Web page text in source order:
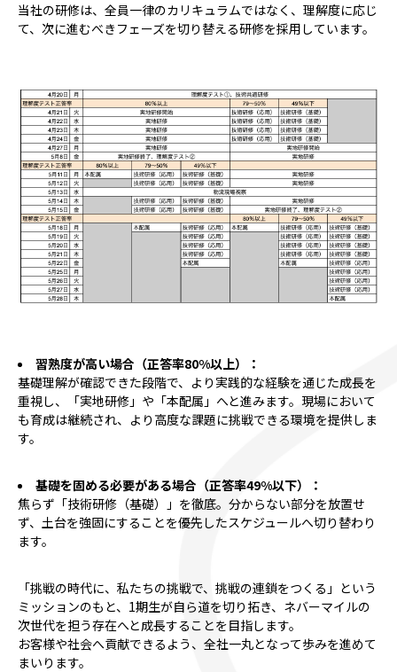
当社の研修は、全員一律のカリキュラムではなく、理解度に応じ
て、次に進むべきフェーズを切り替える研修を採用しています。
習熟度が高い場合（正答率80%以上）：
基礎理解が確認できた段階で、より実践的な経験を通じた成長を
重視し、「実地研修」や「本配属」へと進みます。現場において
も育成は継続され、より高度な課題に挑戦できる環境を提供しま
す。
基礎を固める必要がある場合（正答率49%以下）：
焦らず「技術研修（基礎）」を徹底。分からない部分を放置せ
ず、土台を強固にすることを優先したスケジュールへ切り替わり
ます。
「挑戦の時代に、私たちの挑戦で、挑戦の連鎖をつくる」という
ミッションのもと、1期生が自ら道を切り拓き、ネバーマイルの
次世代を担う存在へと成長することを目指します。
お客様や社会へ貢献できるよう、全社一丸となって歩みを進めて
まいります。